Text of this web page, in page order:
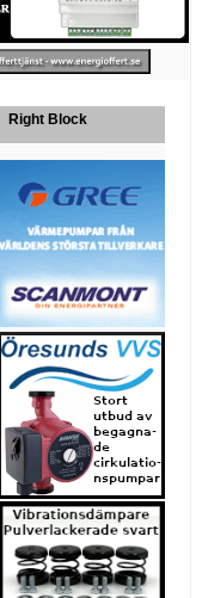
Right Block